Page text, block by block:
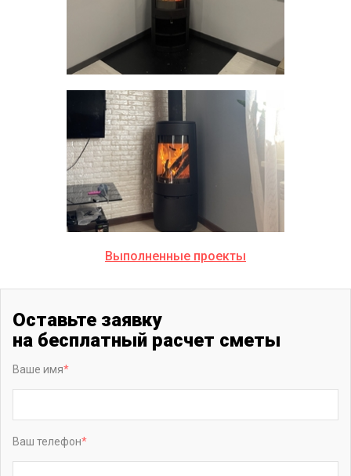
Выполненные проекты
Оставьте заявку
на бесплатный расчет сметы
Ваше имя
Ваш телефон